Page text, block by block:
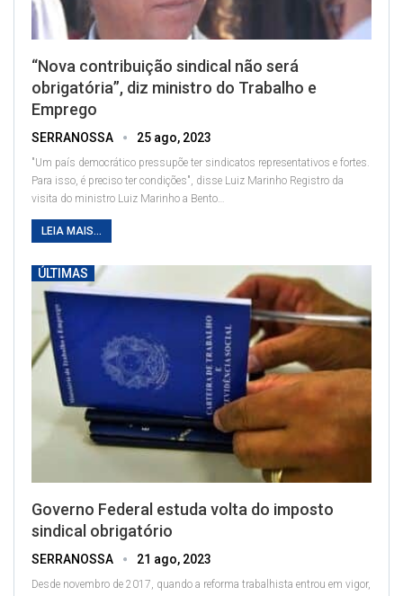
“Nova contribuição sindical não será
obrigatória”, diz ministro do Trabalho e
Emprego
SERRANOSSA 25 ago, 2023
"Um país democrático pressupõe ter sindicatos representativos e fortes.
Para isso, é preciso ter condições", disse Luiz Marinho Registro da
visita do ministro Luiz Marinho a Bento…
LEIA MAIS...
ÚLTIMAS
Governo Federal estuda volta do imposto
sindical obrigatório
SERRANOSSA 21 ago, 2023
Desde novembro de 2017, quando a reforma trabalhista entrou em vigor,